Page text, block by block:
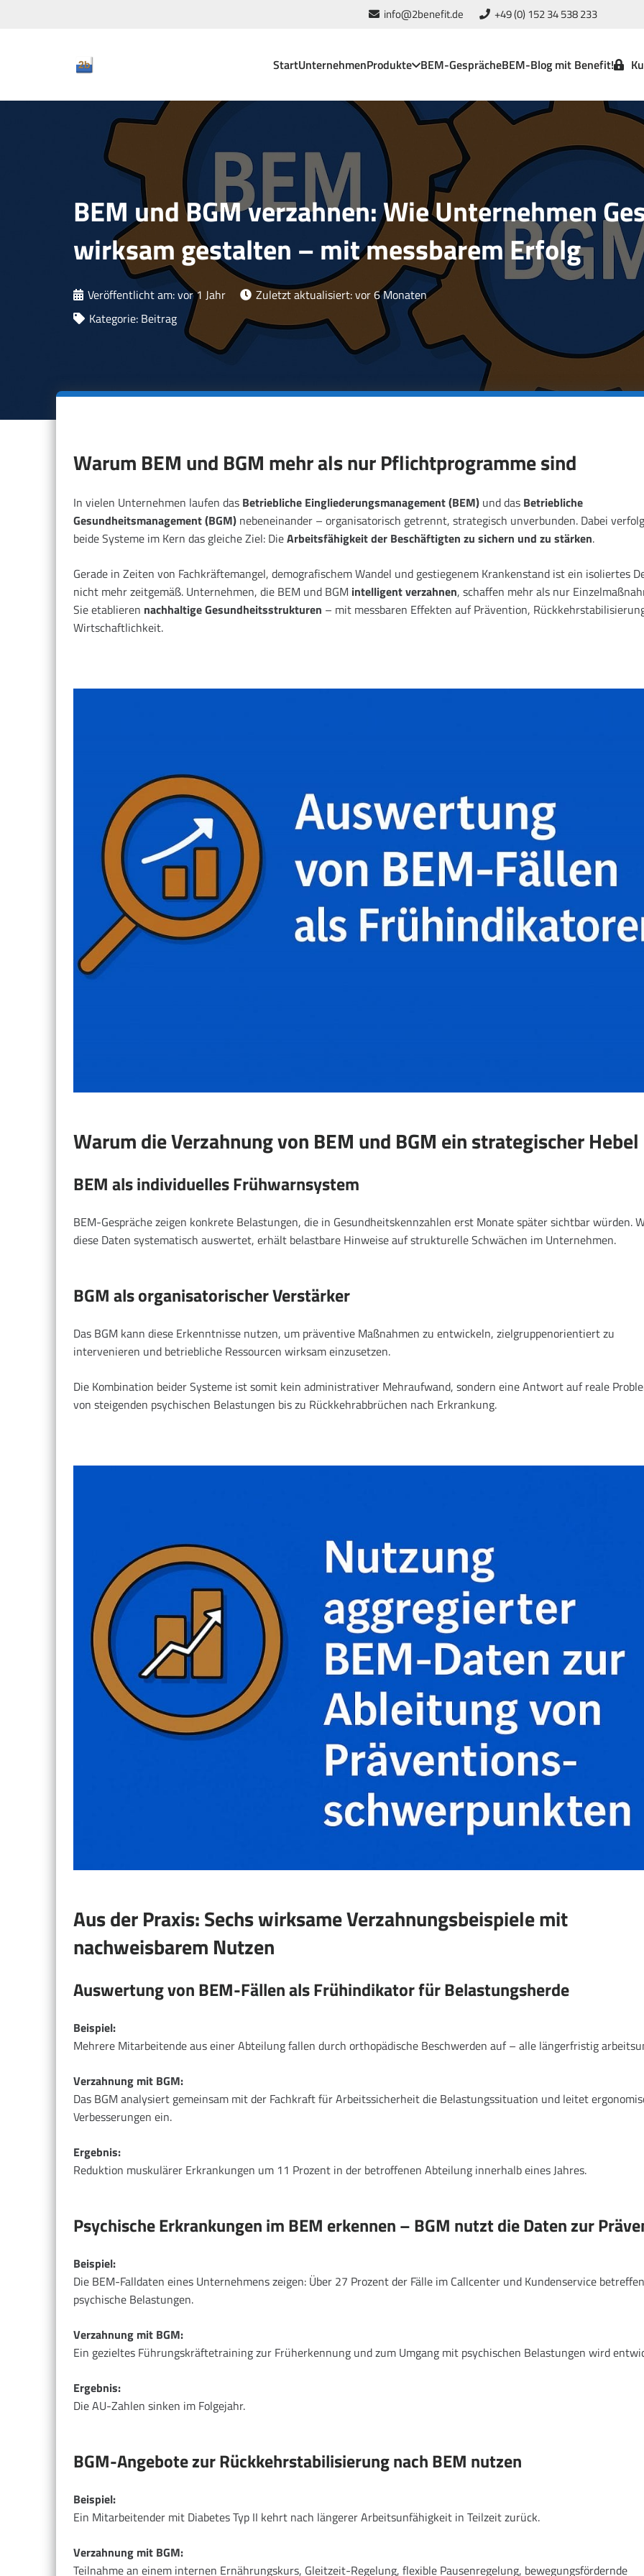
info@2benefit.de +49 (0) 152 34 538 233
StartUnternehmenProdukte BEM-GesprächeBEM-Blog mit Benefit!
BEM und BGM verzahnen: Wie Unternehmen
wirksam gestalten – mit messbarem Erfolg
Veröffentlicht am:vor 1 Jahr Zuletzt aktualisiert:vor 6 Monaten
Kategorie: Beitrag
Warum BEM und BGM mehr als nur Pflichtprogramme sind
In vielen Unternehmen laufen das Betriebliche Eingliederungsmanagement (BEM) und das Betriebliche
Gesundheitsmanagement (BGM) nebeneinander – organisatorisch getrennt, strategisch unverbunden. Dabei
beide Systeme im Kern das gleiche Ziel: DieArbeitsfähigkeit der Beschäftigten zu sichern und zu stärken.
Gerade in Zeiten von Fachkräftemangel, demografischem Wandel und gestiegenem Krankenstand ist ein isoliertes
nicht mehr zeitgemäß. Unternehmen, die BEM und BGM intelligent verzahnen, schaffen mehr als nur
Sie etablieren nachhaltige Gesundheitsstrukturen – mit messbaren Effekten auf Prävention,
Wirtschaftlichkeit.
Warum die Verzahnung von BEM und BGM ein strategischer
BEM als individuelles Frühwarnsystem
BEM-Gespräche zeigen konkrete Belastungen, die in Gesundheitskennzahlen erst Monate später sichtbar würden.
diese Daten systematisch auswertet, erhält belastbare Hinweise auf strukturelle Schwächen im Unternehmen.
BGM als organisatorischer Verstärker
Das BGM kann diese Erkenntnisse nutzen, um präventive Maßnahmen zu entwickeln, zielgruppenorientiert zu
intervenieren und betriebliche Ressourcen wirksam einzusetzen.
Die Kombination beider Systeme ist somit kein administrativer Mehraufwand, sondern eine Antwort auf reale
von steigenden psychischen Belastungen bis zu Rückkehrabbrüchen nach Erkrankung.
Aus der Praxis: Sechs wirksame Verzahnungsbeispiele mit
nachweisbarem Nutzen
Auswertung von BEM-Fällen als Frühindikator für Belastungsherde
Beispiel:
Mehrere Mitarbeitende aus einer Abteilung fallen durch orthopädische Beschwerden auf – alle längerfristig
Verzahnung mit BGM:
Das BGM analysiert gemeinsam mit der Fachkraft für Arbeitssicherheit die Belastungssituation und leitet
Verbesserungen ein.
Ergebnis:
Reduktion muskulärer Erkrankungen um 11 Prozent in der betroffenen Abteilung innerhalb eines Jahres.
Psychische Erkrankungen im BEM erkennen – BGM nutzt die Daten zur
Beispiel:
Die BEM-Falldaten eines Unternehmens zeigen: Über 27 Prozent der Fälle im Callcenter und Kundenservice betreffen
psychische Belastungen.
Verzahnung mit BGM:
Ein gezieltes Führungskräftetraining zur Früherkennung und zum Umgang mit psychischen Belastungen wird
Ergebnis:
Die AU-Zahlen sinken im Folgejahr.
BGM-Angebote zur Rückkehrstabilisierung nach BEM nutzen
Beispiel:
Ein Mitarbeitender mit Diabetes Typ II kehrt nach längerer Arbeitsunfähigkeit in Teilzeit zurück.
Verzahnung mit BGM:
Teilnahme an einem internen Ernährungskurs, Gleitzeit-Regelung, flexible Pausenregelung, bewegungsfördernde